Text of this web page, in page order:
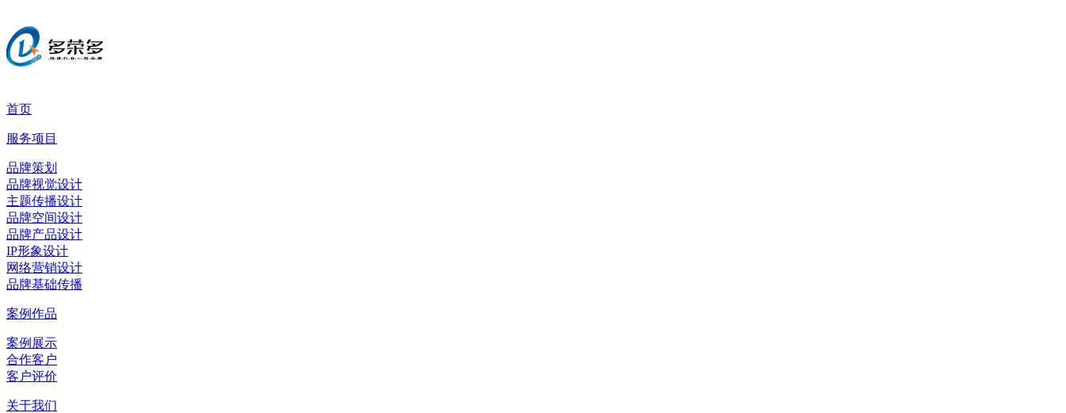
首页
服务项目
品牌策划
品牌视觉设计
主题传播设计
品牌空间设计
品牌产品设计
IP形象设计
网络营销设计
品牌基础传播
案例作品
案例展示
合作客户
客户评价
关于我们